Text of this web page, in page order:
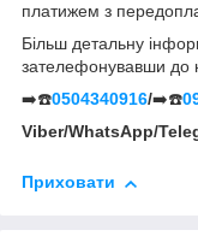
платижем з
Більш детальну
зателефонувавши до
➡️☎️0504340916/➡️☎️
Viber/WhatsApp/
Приховати